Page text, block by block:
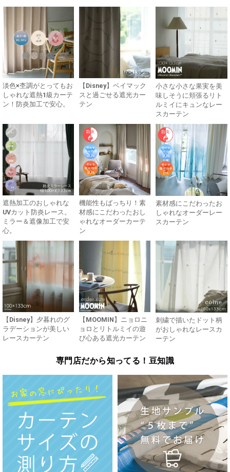
淡色×杢調がとってもお
しゃれな遮熱1級カーテ
ン！防炎加工で安心。
【Disney】ベイマック
スと過ごせる遮光カー
テン
小さな小さな果実を美
味しそうに頬張るリト
ルミイにキュンなレー
スカーテン
遮熱加工のおしゃれな
UVカット防炎レース。
ミラー＆遮像加工で安
心。
機能性もばっちり！素
材感にこだわったおし
ゃれなオーダーカーテ
ン
素材感にこだわったお
しゃれなオーダーレー
スカーテン
【Disney】夕暮れのグ
ラデーションが美しい
レースカーテン
【MOOMIN】ニョロニ
ョロとリトルミイの遊
び心ある遮光カーテン
刺繍で描いたドット柄
がおしゃれなレースカ
ーテン
専門店だから知ってる！豆知識